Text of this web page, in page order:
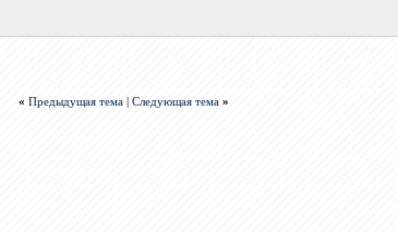
« Предыдущая тема |Следующая тема »